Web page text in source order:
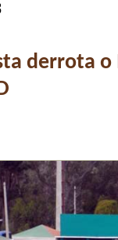
derrota o